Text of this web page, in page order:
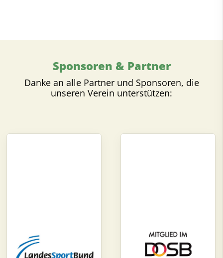
Sponsoren & Partner
Danke an alle Partner und Sponsoren, die
unseren Verein unterstützen: